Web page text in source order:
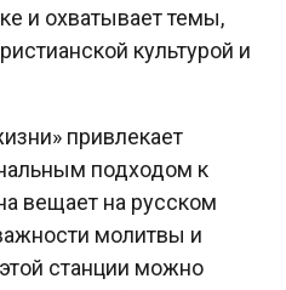
и охватывает темы,
культурой и
привлекает
подходом к
вещает на русском
молитвы и
станции можно